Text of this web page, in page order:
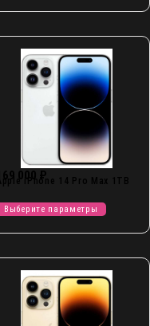
000 ₽
iPhone 14 Pro Max 1TB
Выберите параметры